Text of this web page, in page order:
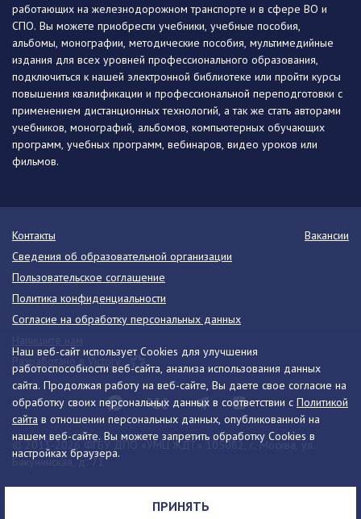
Наш веб-сайт использует Cookies для улучшения
работоспособности веб-сайта, анализа использования данных
сайта. Продолжая работу на веб-сайте, Вы даете свое согласие на
обработку своих персональных данных в соответствии с Политикой
сайта в отношении персональных данных, опубликованной на
нашем веб-сайте. Вы можете запретить обработку Cookies в
настройках браузера.
ПРИНЯТЬ
работающих на железнодорожном транспорте и в сфере ВО и
СПО. Вы можете приобрести учебники, учебные пособия,
альбомы, монографии, методические пособия, мультимедийные
издания для всех уровней профессионального образования,
подключиться к нашей электронной библиотеке или пройти курсы
повышения квалификации и профессиональной переподготовки с
применением дистанционных технологий, а так же стать авторами
учебников, монографий, альбомов, компьютерных обучающих
программ, учебных программ, вебинаров, видео уроков или
фильмов.
© 2013-2026 ФГБУ ДПО «УМЦ ЖДТ» 105082, г. Москва, ул.
Бакунинская, д. 71
Телефон:8 (495) 739-00-30 info@umczdt.ru
схема проезда
Контакты
Вакансии
Сведения об образовательной организации
Пользовательское соглашение
Политика конфиденциальности
Согласие на обработку персональных данных
Разработано в Victory